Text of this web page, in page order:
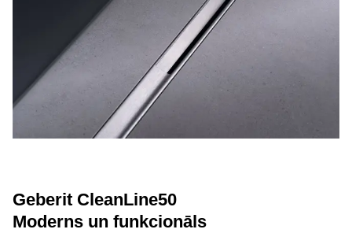
Geberit CleanLine50
Moderns un funkcionāls